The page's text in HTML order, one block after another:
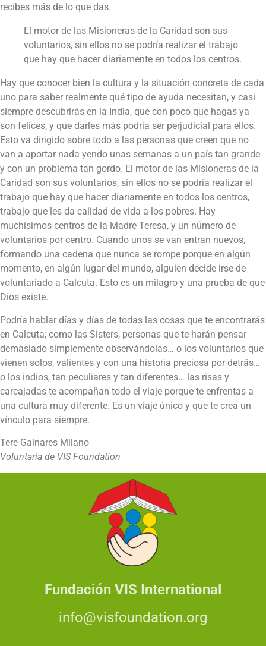
recibes más de lo que das.
El motor de las Misioneras de la Caridad son sus
voluntarios, sin ellos no se podría realizar el trabajo
que hay que hacer diariamente en todos los centros.
Hay que conocer bien la cultura y la situación concreta de cada
uno para saber realmente qué tipo de ayuda necesitan, y casi
siempre descubrirás en la India, que con poco que hagas ya
son felices, y que darles más podría ser perjudicial para ellos.
Esto va dirigido sobre todo a las personas que creen que no
van a aportar nada yendo unas semanas a un país tan grande
y con un problema tan gordo. El motor de las Misioneras de la
Caridad son sus voluntarios, sin ellos no se podría realizar el
trabajo que hay que hacer diariamente en todos los centros,
trabajo que les da calidad de vida a los pobres. Hay
muchísimos centros de la Madre Teresa, y un número de
voluntarios por centro. Cuando unos se van entran nuevos,
formando una cadena que nunca se rompe porque en algún
momento, en algún lugar del mundo, alguien decide irse de
voluntariado a Calcuta. Esto es un milagro y una prueba de que
Dios existe.
Podría hablar días y días de todas las cosas que te encontrarás
en Calcuta; como las Sisters, personas que te harán pensar
demasiado simplemente observándolas… o los voluntarios que
vienen solos, valientes y con una historia preciosa por detrás…
o los indios, tan peculiares y tan diferentes… las risas y
carcajadas te acompañan todo el viaje porque te enfrentas a
una cultura muy diferente. Es un viaje único y que te crea un
vínculo para siempre.
Tere Galnares Milano
Voluntaria de VIS Foundation
Fundación VIS International
info@visfoundation.org